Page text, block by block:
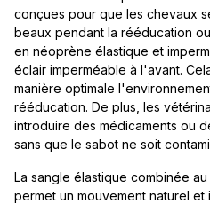
conçues pour que les chevaux
beaux pendant la rééducation
en néoprène élastique et
éclair imperméable à l'avant.
manière optimale
rééducation. De plus, les
introduire des médicaments ou
sans que le sabot ne soit
La sangle élastique combinée
permet un mouvement naturel et